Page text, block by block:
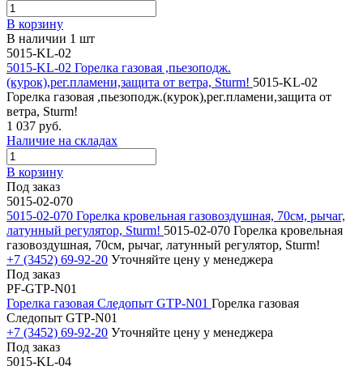
В корзину
В наличии 1 шт
5015-KL-02
5015-KL-02 Горелка газовая ,пьезоподж.
(курок),рег.пламени,защита от ветра, Sturm! 5015-KL-02
Горелка газовая ,пьезоподж.(курок),рег.пламени,защита от
ветра, Sturm!
1 037 руб.
Наличие на складах
В корзину
Под заказ
5015-02-070
5015-02-070 Горелка кровельная газовоздушная, 70см, рычаг,
латунный регулятор, Sturm! 5015-02-070 Горелка кровельная
газовоздушная, 70см, рычаг, латунный регулятор, Sturm!
+7 (3452) 69-92-20 Уточняйте цену у менеджера
Под заказ
PF-GTP-N01
Горелка газовая Следопыт GTP-N01 Горелка газовая
Следопыт GTP-N01
+7 (3452) 69-92-20 Уточняйте цену у менеджера
Под заказ
5015-KL-04